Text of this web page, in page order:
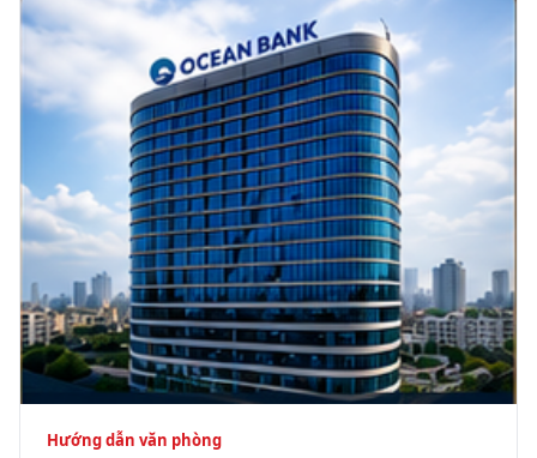
Hướng dẫn văn phòng